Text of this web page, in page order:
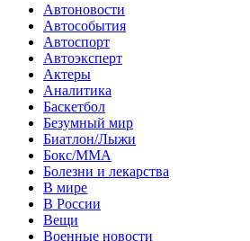
Автоновости
Автособытия
Автоспорт
Автоэксперт
Актеры
Аналитика
Баскетбол
Безумный мир
Биатлон/Лыжи
Бокс/MMA
Болезни и лекарства
В мире
В России
Вещи
Военные новости